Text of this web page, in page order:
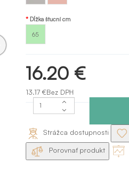
Dĺžka štucní cm
65
16.20 €
13.17 €Bez DPH
Strážca dostupnosti
Porovnať produkt